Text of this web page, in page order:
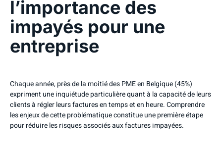
l’importance des
impayés pour une
entreprise
Chaque année, près de la moitié des PME en Belgique (45%)
expriment une inquiétude particulière quant à la capacité de leurs
clients à régler leurs factures en temps et en heure. Comprendre
les enjeux de cette problématique constitue une première étape
pour réduire les risques associés aux factures impayées.